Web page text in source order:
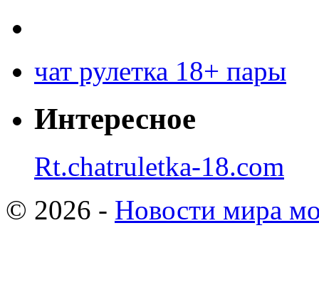
чат рулетка 18+ пары
Интересное
Rt.chatruletka-18.com
© 2026 - Новости мира